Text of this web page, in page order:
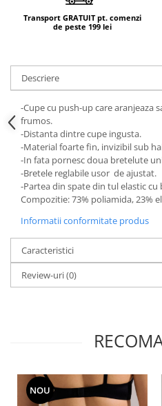
Transport GRATUIT pt. comenzi
de peste 199 lei
Descriere
-Cupe cu push-up care aranjeaza
frumos.
-Distanta dintre cupe ingusta.
-Material foarte fin, invizibil sub
-In fata pornesc doua bretelute
-Bretele reglabile usor de ajustat.
-Partea din spate din tul elastic cu
Compozitie: 73% poliamida, 23%
Informatii conformitate produs
Caracteristici
Review-uri(0)
NOU